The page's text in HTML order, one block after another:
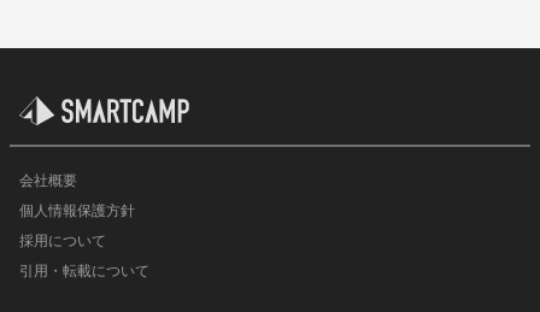
会社概要
個人情報保護方針
採用について
引用・転載について